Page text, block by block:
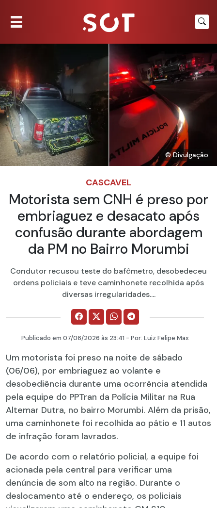
© Divulgação
CASCAVEL
Motorista sem CNH é preso por
embriaguez e desacato após
confusão durante abordagem
da PM no Bairro Morumbi
Condutor recusou teste do bafômetro, desobedeceu
ordens policiais e teve caminhonete recolhida após
diversas irregularidades....
Publicado em 07/06/2026 às 23:41 - Por: Luiz Felipe Max
Um motorista foi preso na noite de sábado
(06/06), por embriaguez ao volante e
desobediência durante uma ocorrência atendida
pela equipe do PPTran da Polícia Militar na Rua
Altemar Dutra, no bairro Morumbi. Além da prisão,
uma caminhonete foi recolhida ao pátio e 11 autos
de infração foram lavrados.
De acordo com o relatório policial, a equipe foi
acionada pela central para verificar uma
denúncia de som alto na região. Durante o
deslocamento até o endereço, os policiais